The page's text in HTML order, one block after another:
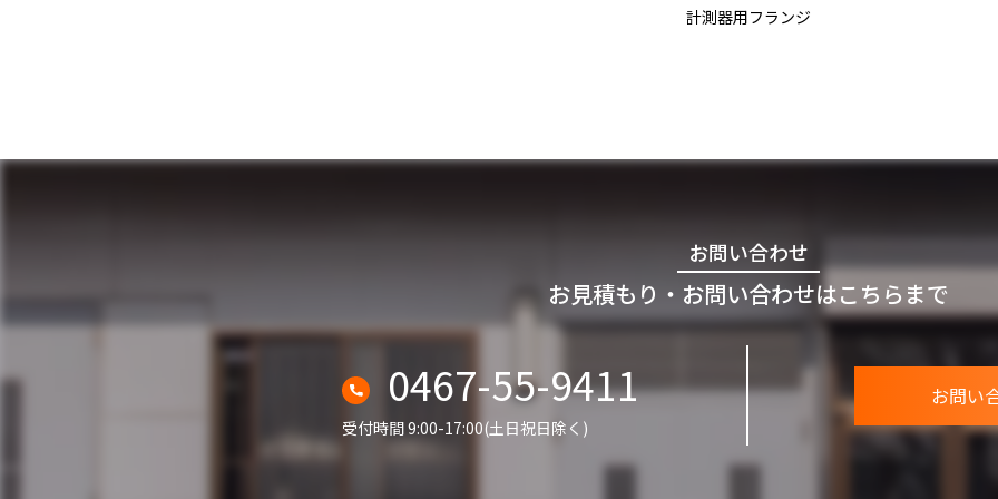
計測器用フランジ
お問い合わせ
お見積もり・お問い合わせはこちらまで
0467-55-9411
受付時間 9:00-17:00(土日祝日除く)
お問い